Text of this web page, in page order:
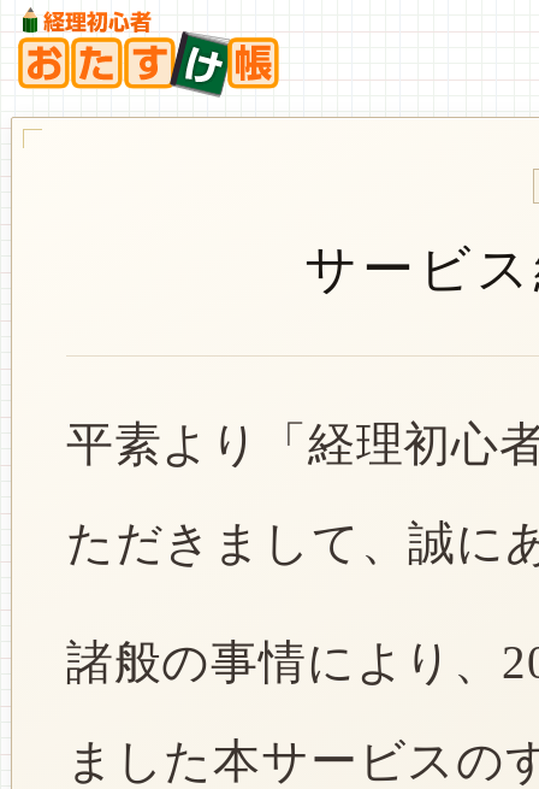
サービ
平素より「経理初心
ただきまして、誠に
諸般の事情により、
ました本サービスの